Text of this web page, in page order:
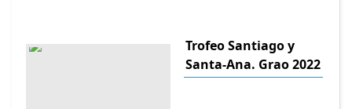
Trofeo Santiago y
Santa-Ana. Grao 2022